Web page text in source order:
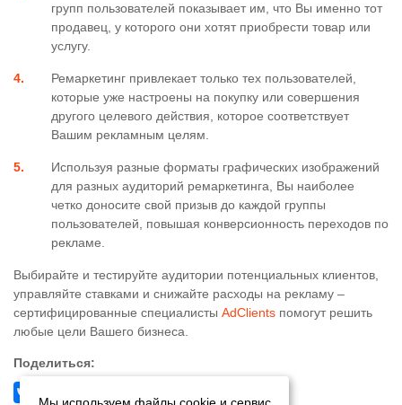
групп пользователей показывает им, что Вы именно тот
продавец, у которого они хотят приобрести товар или
услугу.
Ремаркетинг привлекает только тех пользователей,
которые уже настроены на покупку или совершения
другого целевого действия, которое соответствует
Вашим рекламным целям.
Используя разные форматы графических изображений
для разных аудиторий ремаркетинга, Вы наиболее
четко доносите свой призыв до каждой группы
пользователей, повышая конверсионность переходов по
рекламе.
Выбирайте и тестируйте аудитории потенциальных клиентов,
управляйте ставками и снижайте расходы на рекламу –
сертифицированные специалисты AdСlients помогут решить
любые цели Вашего бизнеса.
Поделиться: